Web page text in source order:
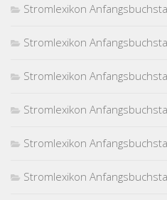
Stromlexikon
Stromlexikon
Stromlexikon
Stromlexikon
Stromlexikon
Stromlexikon